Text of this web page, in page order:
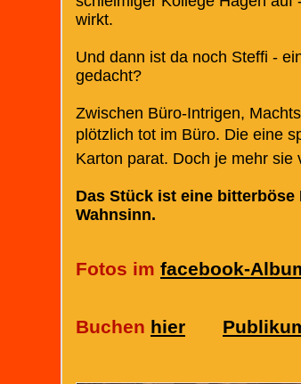
wirkt.
Und dann ist da noch Steffi -
gedacht?
Zwischen Büro-Intrigen,
plötzlich tot im Büro. Die eine
Karton parat. Doch je mehr
Das Stück ist eine
Wahnsinn.
Fotos im facebook-
Buchen hier